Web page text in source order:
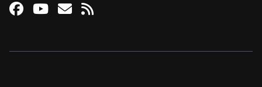
Facebook
Youtube
Email
RSS